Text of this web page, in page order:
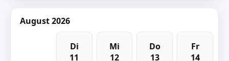
August 2026
Di
11
Mi
12
Do
13
Fr
14